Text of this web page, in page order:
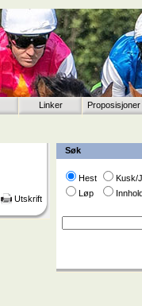
Linker Proposisjoner
Søk
Hest
Kusk/
Løp
Utskrift